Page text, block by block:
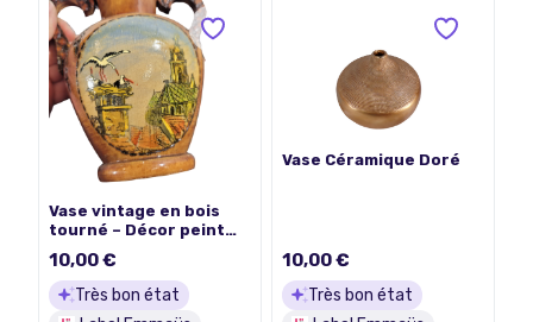
Vase vintage en bois
tourné – Décor peint
Alsacien
10,00 €
Très bon état
Vase Céramique Doré
10,00 €
Très bon état